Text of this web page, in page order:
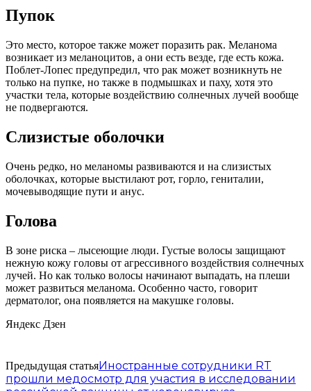
Пупок
Это место, которое также может поразить рак. Меланома
возникает из меланоцитов, а они есть везде, где есть кожа.
Поблет-Лопес предупредил, что рак может возникнуть не
только на пупке, но также в подмышках и паху, хотя это
участки тела, которые воздействию солнечных лучей вообще
не подвергаются.
Слизистые оболочки
Очень редко, но меланомы развиваются и на слизистых
оболочках, которые выстилают рот, горло, гениталии,
мочевыводящие пути и анус.
Голова
В зоне риска – лысеющие люди. Густые волосы защищают
нежную кожу головы от агрессивного воздействия солнечных
лучей. Но как только волосы начинают выпадать, на плеши
может развиться меланома. Особенно часто, говорит
дерматолог, она появляется на макушке головы.
Яндекс Дзен
Предыдущая статьяИностранные сотрудники RT
прошли медосмотр для участия в исследовании